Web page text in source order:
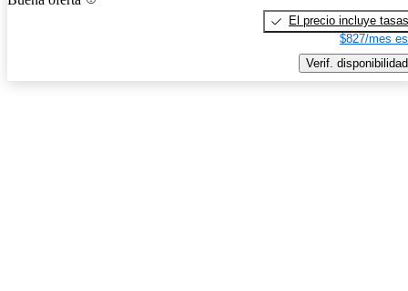
El precio incluye tasas
$827/mes
Verif. disponibilidad